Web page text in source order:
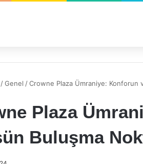
/Genel /Crowne Plaza Ümraniye: Konforun
Plaza
Buluşma